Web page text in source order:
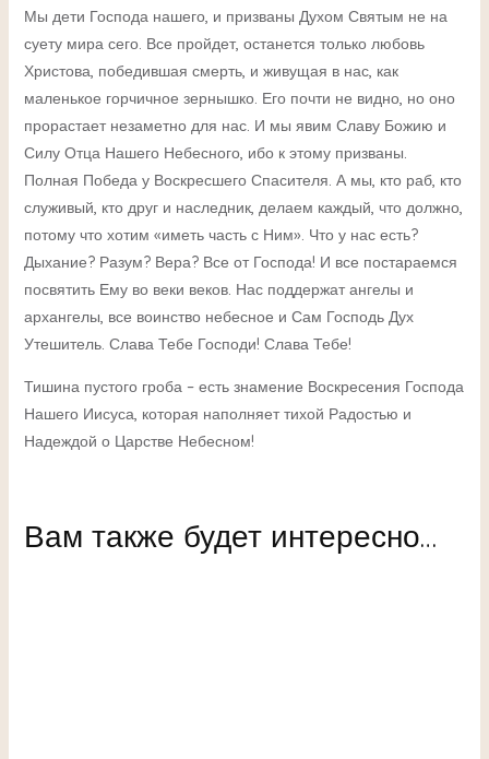
Мы дети Господа нашего, и призваны Духом Святым не на
суету мира сего. Все пройдет, останется только любовь
Христова, победившая смерть, и живущая в нас, как
маленькое горчичное зернышко. Его почти не видно, но оно
прорастает незаметно для нас. И мы явим Славу Божию и
Силу Отца Нашего Небесного, ибо к этому призваны.
Полная Победа у Воскресшего Спасителя. А мы, кто раб, кто
служивый, кто друг и наследник, делаем каждый, что должно,
потому что хотим «иметь часть с Ним». Что у нас есть?
Дыхание? Разум? Вера? Все от Господа! И все постараемся
посвятить Ему во веки веков. Нас поддержат ангелы и
архангелы, все воинство небесное и Сам Господь Дух
Утешитель. Слава Тебе Господи! Слава Тебе!
Тишина пустого гроба – есть знамение Воскресения Господа
Нашего Иисуса, которая наполняет тихой Радостью и
Надеждой о Царстве Небесном!
Вам также будет интересно…